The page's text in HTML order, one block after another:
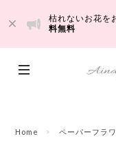
枯れないお花
料無料
Home ペーパーフラ